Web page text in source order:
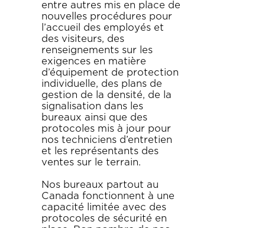
entre autres mis en place de
nouvelles procédures pour
l’accueil des employés et
des visiteurs, des
renseignements sur les
exigences en matière
d’équipement de protection
individuelle, des plans de
gestion de la densité, de la
signalisation dans les
bureaux ainsi que des
protocoles mis à jour pour
nos techniciens d’entretien
et les représentants des
ventes sur le terrain.
Nos bureaux partout au
Canada fonctionnent à une
capacité limitée avec des
protocoles de sécurité en